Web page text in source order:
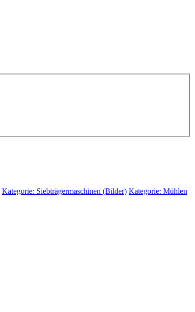
Kategorie: Siebträgermaschinen (Bilder) Kategorie: Mühlen